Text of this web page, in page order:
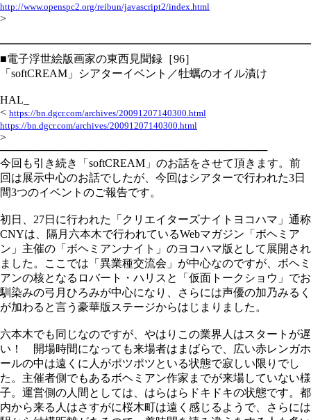
http://www.openspc2.org/reibun/javascript2/index.html
>
■電子浮世絵版画家の東西見聞録［96］
「softCREAM」シアターイベント／牡蠣のオイル漬け
HAL_
< https://bn.dgcr.com/archives/20091207140300.html
https://bn.dgcr.com/archives/20091207140300.html
>
───────────────────────────────────
今回も引き続き「softCREAM」のお話をさせて頂きます。前
回は展示中心のお話でしたが、今回はシアターで行われた3日
間3つのイベントのご報告です。
初日、27日に行われた「クリエイターズナイトヨコハマ」通称
CNYは、隔月六本木で行われているWebマガジン「ボヘミア
ン」主催の「ボヘミアンナイト」のヨコハマ版として展開され
ました。ここでは「異業種交流会」が中心なのですが、ボヘミ
アンの核となるロバート・ハリスと「仮面トークショウ」でお
馴染みの弓月ひろみが中心になり、さらには声優の加乃みるく
が加わると言う豪華版ステージからはじまりました。
六本木でも同じなのですが、やはりこの業界人はスタートが遅
い！ 開場時間になっても来場者はまばらで、広い赤レンガホ
ールの中は遠くに人がポツポツといる状態で寂しい限りでし
た。主催者側でもあるボヘミアン作家までが来場していない様
子。運営側の人間としては、はらはらドキドキの状態です。都
内から来る人はさすがに桜木町は遠く感じるようで、さらには